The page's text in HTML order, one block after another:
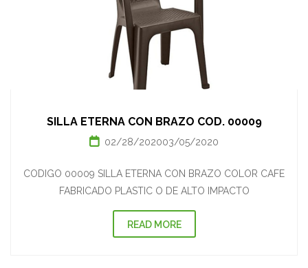
SILLA ETERNA CON BRAZO COD. 00009
02/28/202003/05/2020
CODIGO 00009 SILLA ETERNA CON BRAZO COLOR CAFE
FABRICADO PLASTIC O DE ALTO IMPACTO
READ MORE